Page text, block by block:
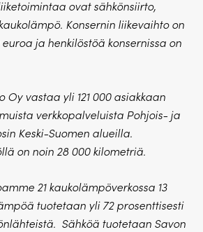
ovat sähkönsiirto,
Konsernin liikevaihto on
ja henkilöstöä konsernissa on
Oy vastaa yli 121 000 asiakkaan
verkkopalveluista Pohjois- ja
Keski-Suomen alueilla.
on noin 28 000 kilometriä.
21 kaukolämpöverkossa 13
tuotetaan yli 72 prosenttisesti
Sähköä tuotetaan Savon